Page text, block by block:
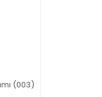
(003)